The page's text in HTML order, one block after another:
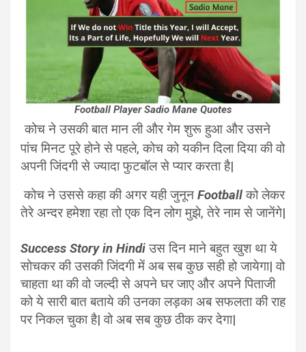
Football Player Sadio Mane Quotes
कोच ने उसकी बात मान ली और गेम शुरू हुआ और उसने
पांच मिनट पूरे होने से पहले, कोच को यकीन दिला दिया की वो
अपनी जिंदगी से ज्यादा फुटबॉल से प्यार करता है|
कोच ने उससे कहा की अगर यही जुनून Footballको लेकर
तेरे अन्दर हमेशा रहा तो एक दिन लोग मुझे, तेरे नाम से जानेंगे|
Success Story in Hindiउस दिन माने बहुत खुश था ये
सोचकर की उसकी जिंदगी में अब सब कुछ सही हो जायेगा| वो
चाहता था की वो जल्दी से अपने घर जाए और अपने पिताजी
को ये सारी बात बताये की उनका लड़का अब सफलता की राह
पर निकल चुका है| वो अब सब कुछ ठीक कर देगा|